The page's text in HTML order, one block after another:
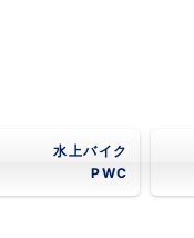
水上バイク
PWC